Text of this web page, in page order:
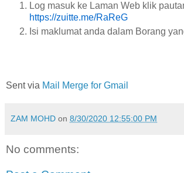
Log masuk ke Laman Web klik
https://zuitte.me/RaReG
Isi maklumat anda dalam Borang
Sent via Mail Merge for Gmail
ZAM MOHD on 8/30/2020 12:55:00 PM
No comments: